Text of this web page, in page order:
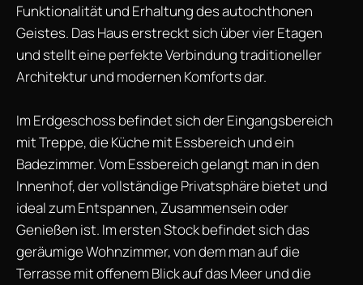
Funktionalität und Erhaltung des autochthonen
Geistes. Das Haus erstreckt sich über vier Etagen
und stellt eine perfekte Verbindung traditioneller
Architektur und modernen Komforts dar.
Im Erdgeschoss befindet sich der Eingangsbereich
mit Treppe, die Küche mit Essbereich und ein
Badezimmer. Vom Essbereich gelangt man in den
Innenhof, der vollständige Privatsphäre bietet und
ideal zum Entspannen, Zusammensein oder
Genießen ist. Im ersten Stock befindet sich das
geräumige Wohnzimmer, von dem man auf die
Terrasse mit offenem Blick auf das Meer und die